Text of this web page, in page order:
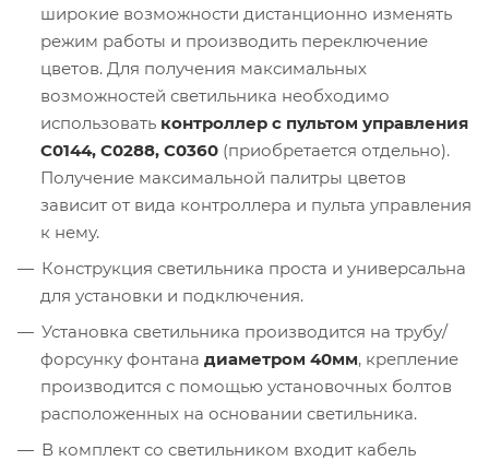
широкие возможности дистанционно изменять
режим работы и производить переключение
цветов. Для получения максимальных
возможностей светильника необходимо
использовать контроллер с пультом управления
C0144, C0288, C0360 (приобретается отдельно).
Получение максимальной палитры цветов
зависит от вида контроллера и пульта управления
к нему.
Конструкция светильника проста и универсальна
для установки и подключения.
Установка светильника производится на трубу/
форсунку фонтана диаметром 40мм, крепление
производится с помощью установочных болтов
расположенных на основании светильника.
В комплект со светильником входит кабель